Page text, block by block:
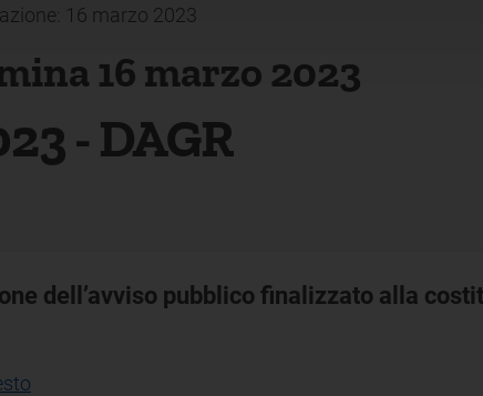
16 marzo 2023
16 marzo 2023
- DAGR
dell’avviso pubblico finalizzato alla